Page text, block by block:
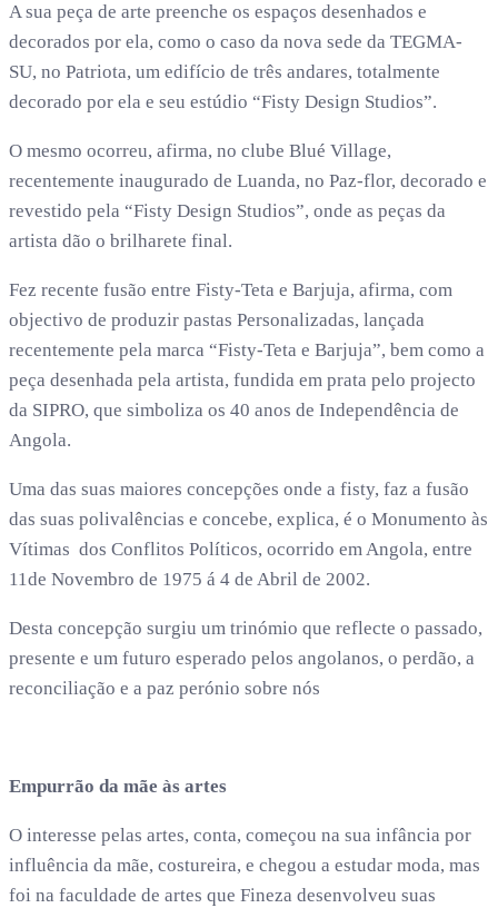
A sua peça de arte preenche os espaços desenhados e
decorados por ela, como o caso da nova sede da TEGMA-
SU, no Patriota, um edifício de três andares, totalmente
decorado por ela e seu estúdio “Fisty Design Studios”.
O mesmo ocorreu, afirma, no clube Blué Village,
recentemente inaugurado de Luanda, no Paz-flor, decorado e
revestido pela “Fisty Design Studios”, onde as peças da
artista dão o brilharete final.
Fez recente fusão entre Fisty-Teta e Barjuja, afirma, com
objectivo de produzir pastas Personalizadas, lançada
recentemente pela marca “Fisty-Teta e Barjuja”, bem como a
peça desenhada pela artista, fundida em prata pelo projecto
da SIPRO, que simboliza os 40 anos de Independência de
Angola.
Uma das suas maiores concepções onde a fisty, faz a fusão
das suas polivalências e concebe, explica, é o Monumento às
Vítimas dos Conflitos Políticos, ocorrido em Angola, entre
11de Novembro de 1975 á 4 de Abril de 2002.
Desta concepção surgiu um trinómio que reflecte o passado,
presente e um futuro esperado pelos angolanos, o perdão, a
reconciliação e a paz perónio sobre nós
Empurrão da mãe às artes
O interesse pelas artes, conta, começou na sua infância por
influência da mãe, costureira, e chegou a estudar moda, mas
foi na faculdade de artes que Fineza desenvolveu suas